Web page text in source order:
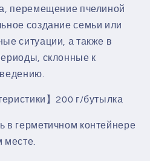
перемещение пчелиной
создание семьи или
ситуации, а также в
склонные к
】200 г/бутылка
в герметичном контейнере
месте.